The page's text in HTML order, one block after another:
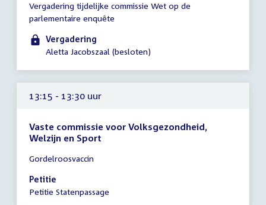
vergadering
13:15
14:00
Vergadering tijdelijke commissie Wet op de
parlementaire enquête
Vergadering
Aletta Jacobszaal (besloten)
13:15 - 13:30 uur
Vaste commissie voor Volksgezondheid,
Welzijn en Sport
vergadering
13:15
-
Gordelroosvaccin
Petitie
Petitie Statenpassage